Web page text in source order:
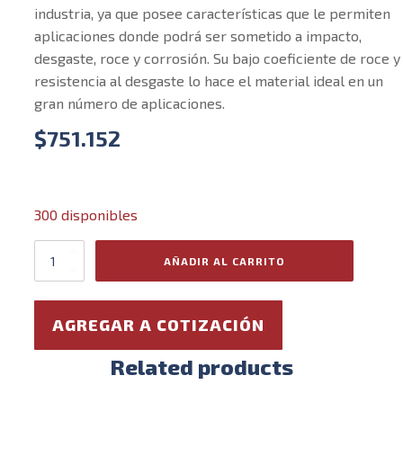
industria, ya que posee características que le permiten
aplicaciones donde podrá ser sometido a impacto,
desgaste, roce y corrosión. Su bajo coeficiente de roce y
resistencia al desgaste lo hace el material ideal en un
gran número de aplicaciones.
$751.152
300 disponibles
Barra
AÑADIR AL CARRITO
AGREGAR A COTIZACIÓN
Related products